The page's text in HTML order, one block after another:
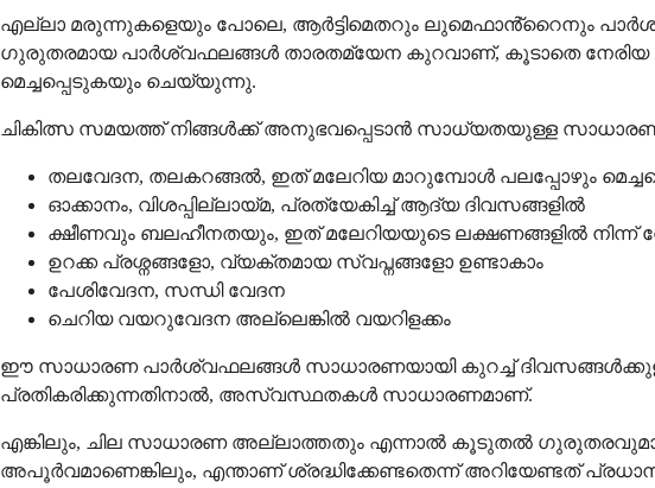
എല്ലാ മരുന്നുകളെയും പോലെ, ആർട്ടിമെതറും ലുമെഫാൻ്റൈനും
ഗുരുതരമായ പാർശ്വഫലങ്ങൾ താരതമ്യേന കുറവാണ്, കൂടാതെ
മെച്ചപ്പെടുകയും ചെയ്യുന്നു.
ചികിത്സ സമയത്ത് നിങ്ങൾക്ക് അനുഭവപ്പെടാൻ സാധ്യതയുള്ള
തലവേദന, തലകറങ്ങൽ, ഇത് മലേറിയ മാറുമ്പോൾ പലപ്പോഴും
ഓക്കാനം, വിശപ്പില്ലായ്മ, പ്രത്യേകിച്ച് ആദ്യ ദിവസങ്ങളിൽ
ക്ഷീണവും ബലഹീനതയും, ഇത് മലേറിയയുടെ ലക്ഷണങ്ങളിൽ നിന്ന്
ഉറക്ക പ്രശ്നങ്ങളോ, വ്യക്തമായ സ്വപ്നങ്ങളോ ഉണ്ടാകാം
പേശിവേദന, സന്ധി വേദന
ചെറിയ വയറുവേദന അല്ലെങ്കിൽ വയറിളക്കം
ഈ സാധാരണ പാർശ്വഫലങ്ങൾ സാധാരണയായി കുറച്ച്
പ്രതികരിക്കുന്നതിനാൽ, അസ്വസ്ഥതകൾ സാധാരണമാണ്.
എങ്കിലും, ചില സാധാരണ അല്ലാത്തതും എന്നാൽ കൂടുതൽ
അപൂർവമാണെങ്കിലും, എന്താണ് ശ്രദ്ധിക്കേണ്ടതെന്ന് അറിയേണ്ടത്